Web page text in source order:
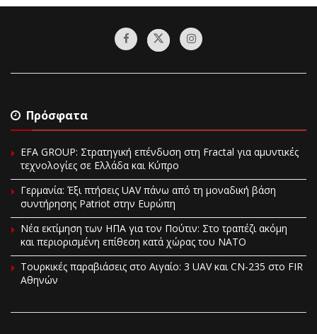
Πρόσφατα
EFA GROUP: Στρατηγική επένδυση στη Fractal για αμυντικές
τεχνολογίες σε Ελλάδα και Κύπρο
Γερμανία: Έξι πτήσεις UAV πάνω από τη μοναδική βάση
συντήρησης Patriot στην Ευρώπη
Νέα εκτίμηση των ΗΠΑ για τον Πούτιν: Στο τραπέζι ακόμη
και περιορισμένη επίθεση κατά χώρας του ΝΑΤΟ
Τουρκικές παραβιάσεις στο Αιγαίο: 3 UAV και CN-235 στο FIR
Αθηνών